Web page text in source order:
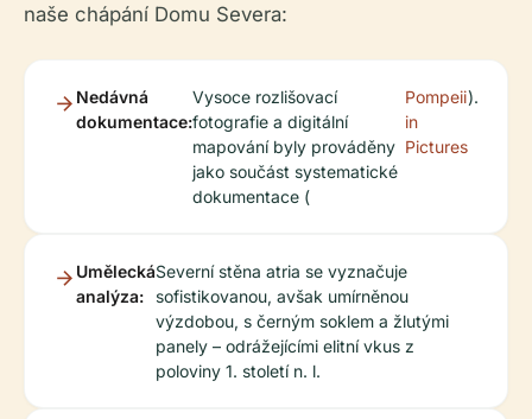
naše chápání Domu Severa:
Nedávná
dokumentace:
Vysoce rozlišovací
fotografie a digitální
mapování byly prováděny
jako součást systematické
dokumentace (
Pompeii
in
Pictures
).
Umělecká
analýza:
Severní stěna atria se vyznačuje
sofistikovanou, avšak umírněnou
výzdobou, s černým soklem a žlutými
panely – odrážejícími elitní vkus z
poloviny 1. století n. l.